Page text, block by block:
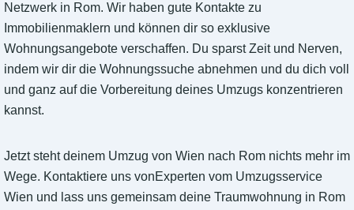
Netzwerk in Rom. Wir haben gute Kontakte zu
Immobilienmaklern und können dir so exklusive
Wohnungsangebote verschaffen. Du sparst Zeit und Nerven,
indem wir dir die Wohnungssuche abnehmen und du dich voll
und ganz auf die Vorbereitung deines Umzugs konzentrieren
kannst.
Jetzt steht deinem Umzug von Wien nach Rom nichts mehr im
Wege. Kontaktiere uns vonExperten vom Umzugsservice
Wien und lass uns gemeinsam deine Traumwohnung in Rom